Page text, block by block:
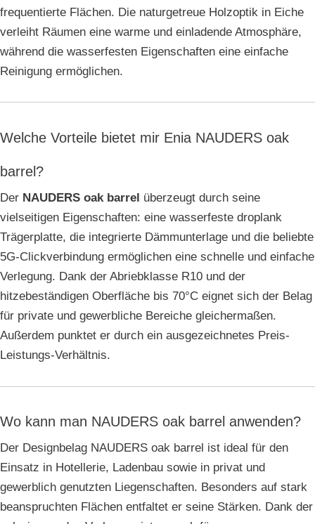
frequentierte Flächen. Die naturgetreue Holzoptik in Eiche
verleiht Räumen eine warme und einladende Atmosphäre,
während die wasserfesten Eigenschaften eine einfache
Reinigung ermöglichen.
Welche Vorteile bietet mir Enia NAUDERS oak
barrel?
Der NAUDERS oak barrel überzeugt durch seine
vielseitigen Eigenschaften: eine wasserfeste droplank
Trägerplatte, die integrierte Dämmunterlage und die beliebte
5G-Clickverbindung ermöglichen eine schnelle und einfache
Verlegung. Dank der Abriebklasse R10 und der
hitzebeständigen Oberfläche bis 70°C eignet sich der Belag
für private und gewerbliche Bereiche gleichermaßen.
Außerdem punktet er durch ein ausgezeichnetes Preis-
Leistungs-Verhältnis.
Wo kann man NAUDERS oak barrel anwenden?
Der Designbelag NAUDERS oak barrel ist ideal für den
Einsatz in Hotellerie, Ladenbau sowie in privat und
gewerblich genutzten Liegenschaften. Besonders auf stark
beanspruchten Flächen entfaltet er seine Stärken. Dank der